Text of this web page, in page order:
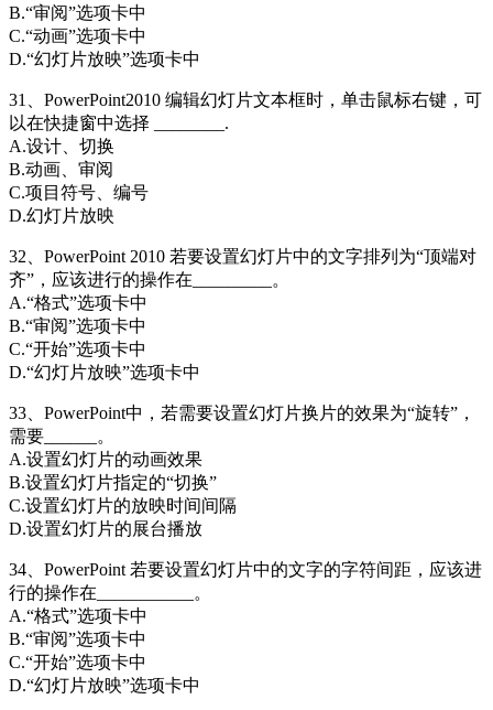
B.“审阅”选项卡中
C.“动画”选项卡中
D.“幻灯片放映”选项卡中
31、PowerPoint2010 编辑幻灯片文本框时，单击鼠标右键，可
以在快捷窗中选择 ________.
A.设计、切换
B.动画、审阅
C.项目符号、编号
D.幻灯片放映
32、PowerPoint 2010 若要设置幻灯片中的文字排列为“顶端对
齐”，应该进行的操作在_________。
A.“格式”选项卡中
B.“审阅”选项卡中
C.“开始”选项卡中
D.“幻灯片放映”选项卡中
33、PowerPoint中，若需要设置幻灯片换片的效果为“旋转”，
需要______。
A.设置幻灯片的动画效果
B.设置幻灯片指定的“切换”
C.设置幻灯片的放映时间间隔
D.设置幻灯片的展台播放
34、PowerPoint 若要设置幻灯片中的文字的字符间距，应该进
行的操作在___________。
A.“格式”选项卡中
B.“审阅”选项卡中
C.“开始”选项卡中
D.“幻灯片放映”选项卡中